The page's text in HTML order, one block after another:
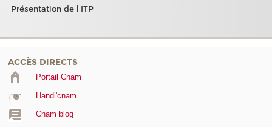
Présentation de l'ITP
ACCÈS DIRECTS
Portail Cnam
Handi'cnam
Cnam blog